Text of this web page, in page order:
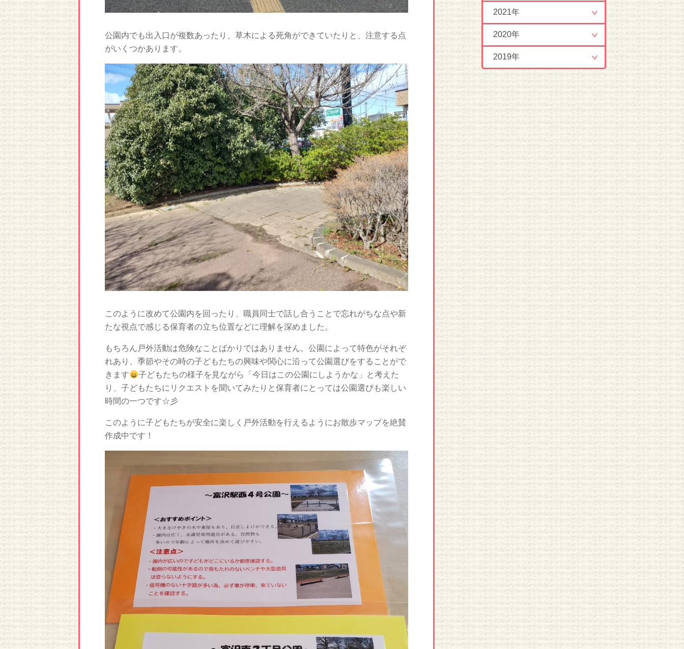
公園内でも出入口が複数あったり、草木による死角ができていたりと、注意する点
がいくつかあります。
このように改めて公園内を回ったり、職員同士で話し合うことで忘れがちな点や新
たな視点で感じる保育者の立ち位置などに理解を深めました。
もちろん戸外活動は危険なことばかりではありません。公園によって特色がそれぞ
れあり、季節やその時の子どもたちの興味や関心に沿って公園選びをすることがで
きます
子どもたちの様子を見ながら「今日はこの公園にしようかな」と考えた
り、子どもたちにリクエストを聞いてみたりと保育者にとっては公園選びも楽しい
時間の一つです☆彡
このように子どもたちが安全に楽しく戸外活動を行えるようにお散歩マップを絶賛
作成中です！
2021年
2020年
2019年